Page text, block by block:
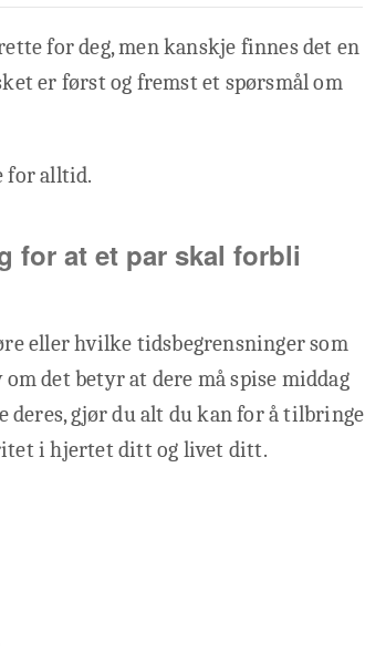
for deg, men kanskje finnes det en
er først og fremst et spørsmål om
for alltid.
for at et par skal forbli
eller hvilke tidsbegrensninger som
det betyr at dere må spise middag
deres, gjør du alt du kan for å tilbringe
i hjertet ditt og livet ditt.